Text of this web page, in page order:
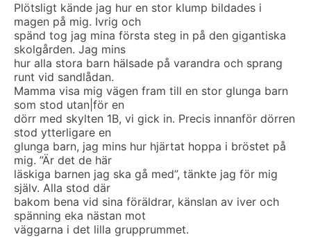
Plötsligt kände jag hur en stor klump bildades i
magen på mig. Ivrig och
spänd tog jag mina första steg in på den gigantiska
skolgården. Jag mins
hur alla stora barn hälsade på varandra och sprang
runt vid sandlådan.
Mamma visa mig vägen fram till en stor glunga barn
som stod utan|för en
dörr med skylten 1B, vi gick in. Precis innanför dörren
stod ytterligare en
glunga barn, jag mins hur hjärtat hoppa i bröstet på
mig. ”Är det de här
läskiga barnen jag ska gå med”, tänkte jag för mig
själv. Alla stod där
bakom bena vid sina föräldrar, känslan av iver och
spänning eka nästan mot
väggarna i det lilla grupprummet.